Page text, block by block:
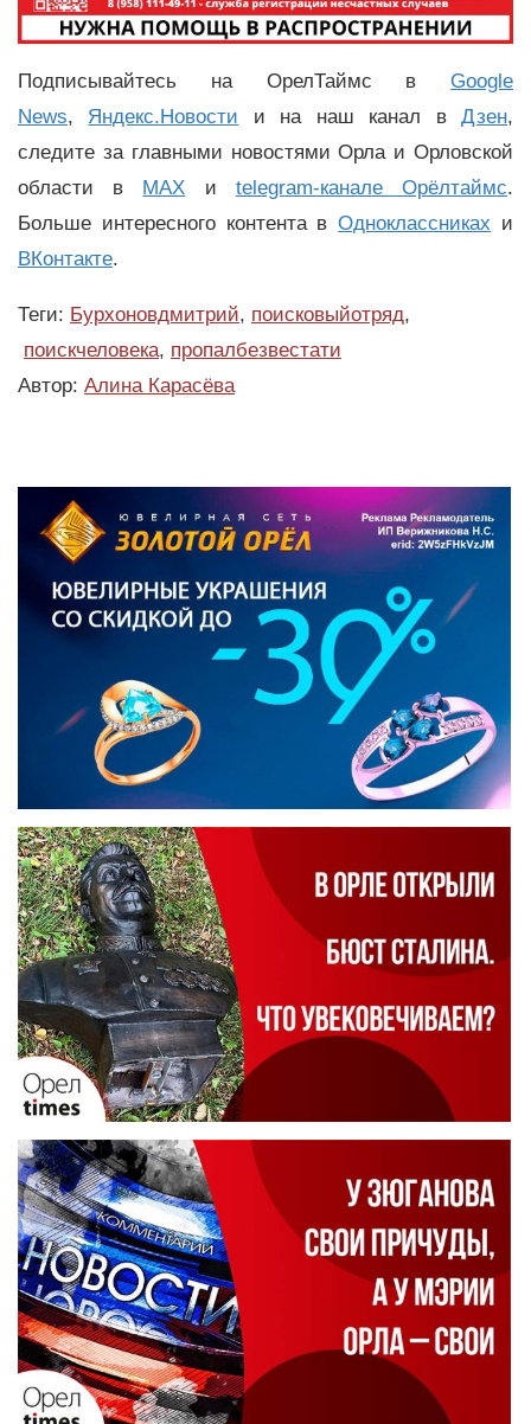
Подписывайтесь на ОрелТаймс в Google
News, Яндекс.Новости и на наш канал вДзен,
следите за главными новостями Орла и Орловской
области в MAX и telegram-канале Орёлтаймс.
Больше интересного контента вОдноклассниках и
ВКонтакте.
Теги: Бурхоновдмитрий, поисковыйотряд,
поискчеловека, пропалбезвестати
Автор: Алина Карасёва